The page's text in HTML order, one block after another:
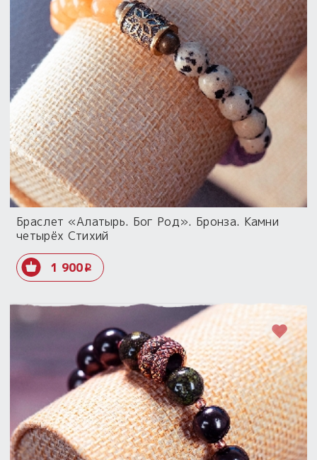
Браслет «Алатырь. Бог Род». Бронза. Камни
четырёх Стихий
1 900i